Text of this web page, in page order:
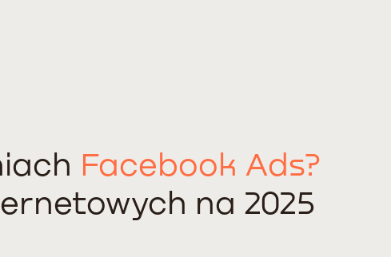
Facebook Ads?
na 2025